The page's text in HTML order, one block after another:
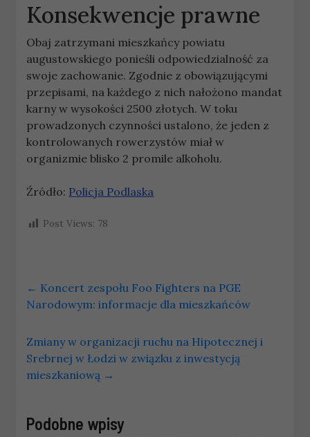
Konsekwencje prawne
Obaj zatrzymani mieszkańcy powiatu
augustowskiego ponieśli odpowiedzialność za
swoje zachowanie. Zgodnie z obowiązującymi
przepisami, na każdego z nich nałożono mandat
karny w wysokości 2500 złotych. W toku
prowadzonych czynności ustalono, że jeden z
kontrolowanych rowerzystów miał w
organizmie blisko 2 promile alkoholu.
Źródło: Policja Podlaska
Post Views: 78
← Koncert zespołu Foo Fighters na PGE
Narodowym: informacje dla mieszkańców
Zmiany w organizacji ruchu na Hipotecznej i
Srebrnej w Łodzi w związku z inwestycją
mieszkaniową →
Podobne wpisy